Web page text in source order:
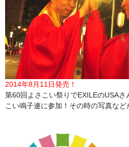
2014年8月11日発売！
第60回よさこい祭りでEXILEのUSAさ
こい鳴子連に参加！その時の写真など